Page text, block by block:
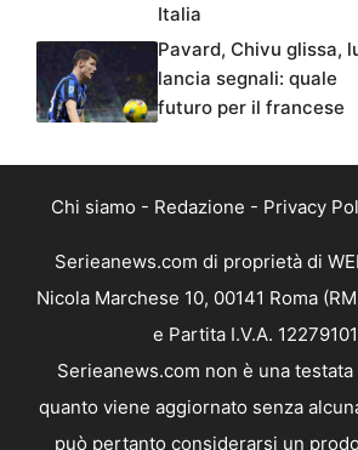
Italia
Pavard, Chivu glissa,
lancia segnali: quale
futuro per il francese
Chi siamo - Redazione - Privacy
Serieanews.com di proprietà di
Nicola Marchese 10, 00141 Roma
e Partita I.V.A.
Serieanews.com non è una
quanto viene aggiornato senza
può pertanto considerarsi un